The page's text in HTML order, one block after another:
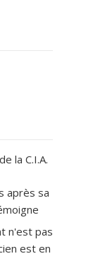
la C.I.A.
après sa
n'est pas
est en